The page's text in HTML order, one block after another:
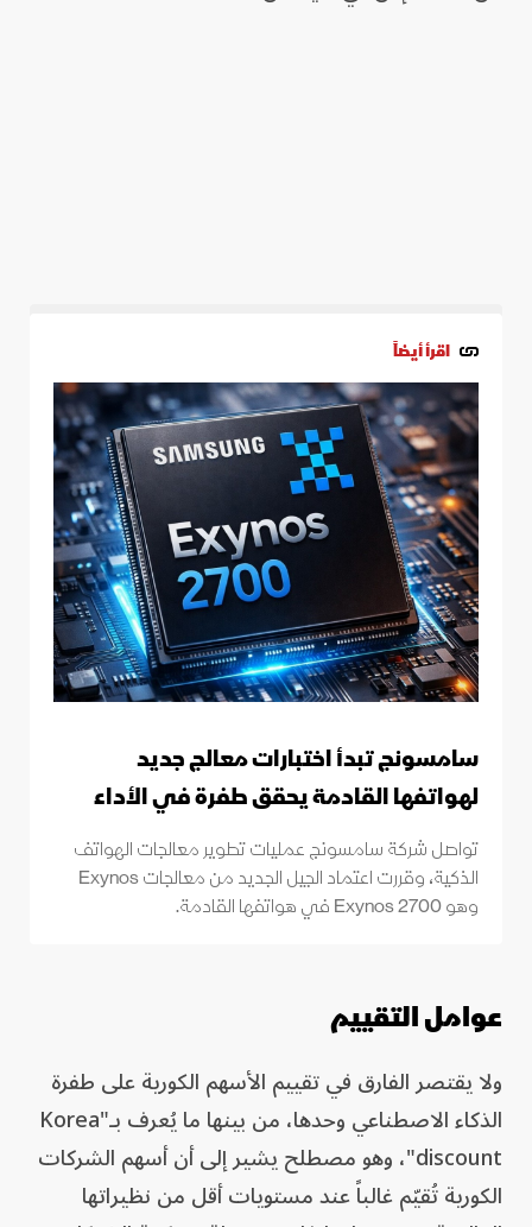
اقرأ أيضاً
سامسونج تبدأ اختبارات معالج جديد
لهواتفها القادمة يحقق طفرة في الأداء
تواصل شركة سامسونج عمليات تطوير معالجات الهواتف
الذكية، وقررت اعتماد الجيل الجديد من معالجات Exynos
وهو Exynos 2700 في هواتفها القادمة.
عوامل التقييم
ولا يقتصر الفارق في تقييم الأسهم الكورية على طفرة
الذكاء الاصطناعي وحدها، من بينها ما يُعرف بـ"Korea
discount"، وهو مصطلح يشير إلى أن أسهم الشركات
الكورية تُقيّم غالباً عند مستويات أقل من نظيراتها